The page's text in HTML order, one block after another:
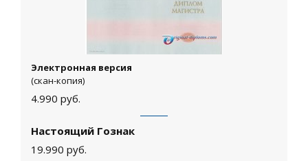
Электронная версия
(скан-копия)
4.990 руб.
Настоящий Гознак
19.990 руб.